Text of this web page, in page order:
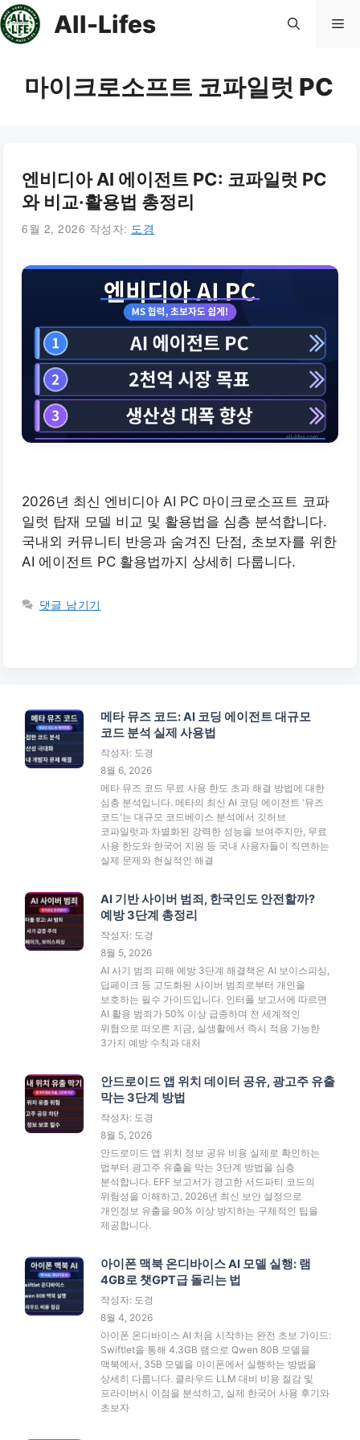
컨
텐
All-Lifes 메
마이크로소프트 코파일럿 PC
엔비디아 AI 에이전트 PC: 코파일럿 PC
와 비교·활용법 총정리
6월 2, 2026 작성자: 도경
2026년 최신 엔비디아 AI PC 마이크로소프트 코파
일럿 탑재 모델 비교 및 활용법을 심층 분석합니다.
국내외 커뮤니티 반응과 숨겨진 단점, 초보자를 위한
AI 에이전트 PC 활용법까지 상세히 다룹니다.
댓글 남기기
메타 뮤즈 코드: AI 코딩 에이전트 대규모
코드 분석 실제 사용법
작성자: 도경
8월 6, 2026
메타 뮤즈 코드 무료 사용 한도 초과 해결 방법에 대한
심층 분석입니다. 메타의 최신 AI 코딩 에이전트 '뮤즈
코드'는 대규모 코드베이스 분석에서 깃허브
코파일럿과 차별화된 강력한 성능을 보여주지만, 무료
사용 한도와 한국어 지원 등 국내 사용자들이 직면하는
실제 문제와 현실적인 해결
AI 기반 사이버 범죄, 한국인도 안전할까?
예방 3단계 총정리
작성자: 도경
8월 5, 2026
AI 사기 범죄 피해 예방 3단계 해결책은 AI 보이스피싱,
딥페이크 등 고도화된 사이버 범죄로부터 개인을
보호하는 필수 가이드입니다. 인터폴 보고서에 따르면
AI 활용 범죄가 50% 이상 급증하며 전 세계적인
위협으로 떠오른 지금, 실생활에서 즉시 적용 가능한
3가지 예방 수칙과 대처
안드로이드 앱 위치 데이터 공유, 광고주 유출
막는 3단계 방법
작성자: 도경
8월 5, 2026
안드로이드 앱 위치 정보 공유 비용 실제로 확인하는
법부터 광고주 유출을 막는 3단계 방법을 심층
분석합니다. EFF 보고서가 경고한 서드파티 코드의
위험성을 이해하고, 2026년 최신 보안 설정으로
개인정보 유출을 90% 이상 방지하는 구체적인 팁을
제공합니다.
아이폰 맥북 온디바이스 AI 모델 실행: 램
4GB로 챗GPT급 돌리는 법
작성자: 도경
8월 4, 2026
아이폰 온디바이스 AI 처음 시작하는 완전 초보 가이드:
Swiftlet을 통해 4.3GB 램으로 Qwen 80B 모델을
맥북에서, 35B 모델을 아이폰에서 실행하는 방법을
상세히 다룹니다. 클라우드 LLM 대비 비용 절감 및
프라이버시 이점을 분석하고, 실제 한국어 사용 후기와
초보자